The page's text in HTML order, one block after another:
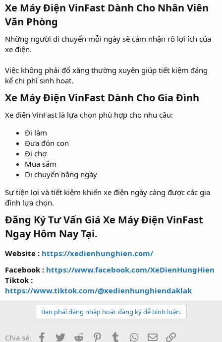
Xe Máy Điện VinFast Dành Cho Nhân Viên
Văn Phòng​
Những người di chuyển mỗi ngày sẽ cảm nhận rõ lợi ích của
xe điện.
Việc không phải đổ xăng thường xuyên giúp tiết kiệm đáng
kể chi phí sinh hoạt.
Xe Máy Điện VinFast Dành Cho Gia Đình​
Xe điện VinFast là lựa chọn phù hợp cho nhu cầu:
Đi làm
Đưa đón con
Đi chợ
Mua sắm
Di chuyển hằng ngày
Sự tiện lợi và tiết kiệm khiến xe điện ngày càng được các gia
đình lựa chọn.
Đăng Ký Tư Vấn Giá Xe Máy Điện VinFast
Ngay Hôm Nay Tại.​
Website : https://xedienhunghien.com/
Facebook : https://www.facebook.com/XeDienHungHien
Tiktok :
https://www.tiktok.com/@xedienhunghiendaklak
Bạn phải đăng nhập hoặc đăng ký để bình luận.
Chia sẻ: Facebook
Twitter Reddit PinterestTumblr WhatsApp
Email